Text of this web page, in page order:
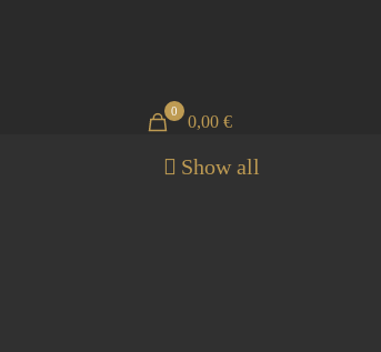
0
0,00 €
Show all